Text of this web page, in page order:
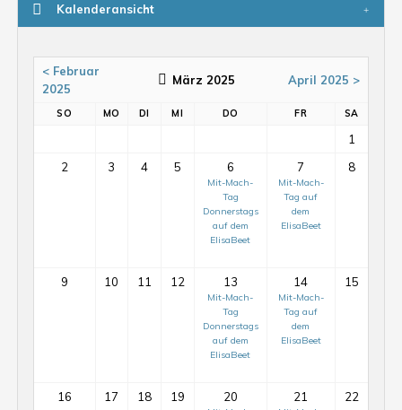
Kalenderansicht
< Februar
2025
März 2025 April 2025 >
SO MO DI MI DO FR SA
1
2
3 4 5 6
Mit-Mach-
Tag
Donnerstags
auf dem
ElisaBeet
7
Mit-Mach-
Tag auf
dem
ElisaBeet
8
9 10 11 12 13
Mit-Mach-
Tag
Donnerstags
auf dem
ElisaBeet
14
Mit-Mach-
Tag auf
dem
ElisaBeet
15
16 17 18 19 20 21 22